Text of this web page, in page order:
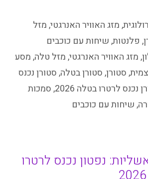
,מזג האוויר האנרגטי,מזל
, פלנטות,שיחות עם כוכבים
,מזג האוויר האנרגטי,מזל טלה,מסע
,סטורן,סטורן בטלה,סטורן נכנס
נכנס לרטרו בטלה 2026 ,סמכות
,שיחות עם כוכבים
נפטון נכנס לרטרו